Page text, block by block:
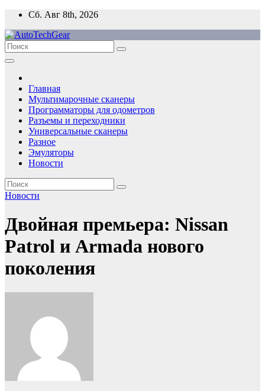
Перейти
содержимому
Сб. Авг 8th, 2026
Главная
Мультимарочные сканеры
Программаторы для одометров
Разъемы и переходники
Универсальные сканеры
Разное
Эмуляторы
Новости
Новости
Двойная премьера: Nissan
Patrol и Armada нового
поколения